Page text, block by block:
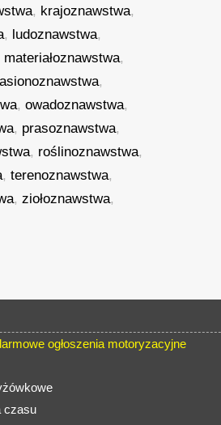
, krajoznawstwa,
, ludoznawstwa,
materiałoznawstwa,
,
,owadoznawstwa,
, prasoznawstwa,
, roślinoznawstwa,
,terenoznawstwa,
,ziołoznawstwa,
ogłoszenia motoryzacyjne
czasu